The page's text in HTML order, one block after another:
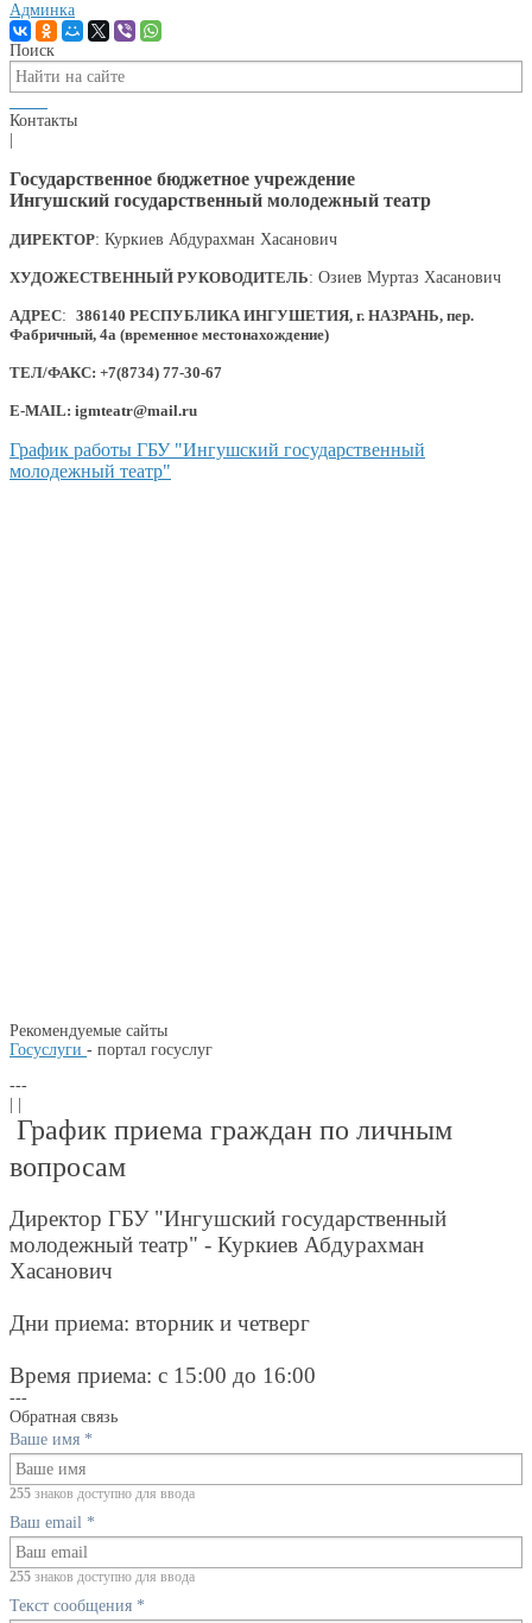
Админка
Поиск
Контакты
Государственное бюджетное учреждение
Ингушский государственный молодежный театр
ДИРЕКТОР: Куркиев Абдурахман Хасанович
ХУДОЖЕСТВЕННЫЙ РУКОВОДИТЕЛЬ: Озиев Муртаз Хасанович
АДРЕС: 386140 РЕСПУБЛИКА ИНГУШЕТИЯ, г. НАЗРАНЬ, пер.
Фабричный, 4а (временное местонахождение)
ТЕЛ/ФАКС: +7(8734) 77-30-67
E-MAIL: igmteatr@mail.ru
График работы ГБУ "Ингушский государственный
молодежный театр"
Рекомендуемые сайты
Госуслуги - портал госуслуг
---
График приема граждан по личным
вопросам
Директор ГБУ "Ингушский государственный
молодежный театр" - Куркиев Абдурахман
Хасанович
Дни приема: вторник и четверг
Время приема: с 15:00 до 16:00
---
Обратная связь
Ваше имя *
255 знаков доступно для ввода
Ваш email *
255 знаков доступно для ввода
Текст сообщения *